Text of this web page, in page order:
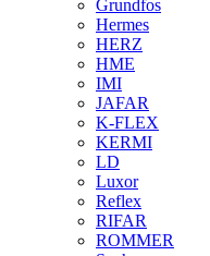
Grundfos
Hermes
HERZ
HME
IMI
JAFAR
K-FLEX
KERMI
LD
Luxor
Reflex
RIFAR
ROMMER